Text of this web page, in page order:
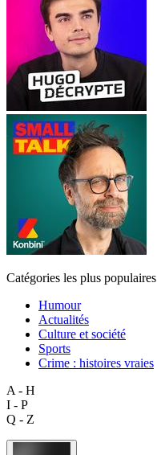
Catégories les plus populaires
Humour
Actualités
Culture et société
Sports
Crime : histoires vraies
A - H
I - P
Q - Z